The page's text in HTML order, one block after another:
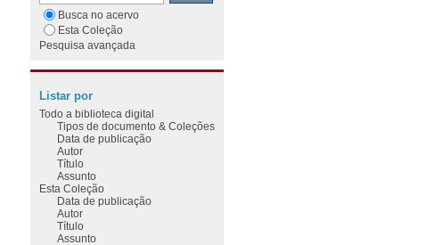
Busca no acervo
Esta Coleção
Pesquisa avançada
Listar por
Todo a biblioteca digital
Tipos de documento & Coleções
Data de publicação
Autor
Título
Assunto
Esta Coleção
Data de publicação
Autor
Título
Assunto